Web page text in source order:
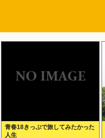
青春18きっぷで旅してみたかった
人生